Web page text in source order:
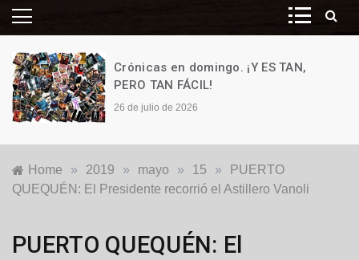
Crónicas en domingo. ¡Y ES TAN,
PERO TAN FÁCIL!
26 de julio de 2026
Home » 2019 » mayo » 15 »
PUERTO
QUEQUÉN: El Presidente recorrió el Astillero Vanoli
Generales ,
Locales ,
PUERTO QUEQUÉN: El